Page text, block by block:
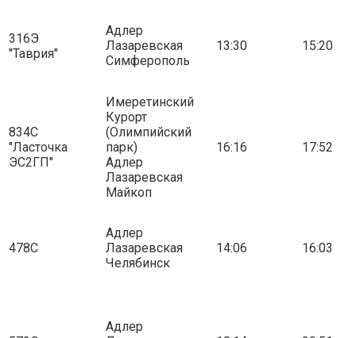
316Э
"Таврия"
Адлер
Лазаревская
Симферополь
13:30 15:20
834С
"Ласточка
ЭС2ГП"
Имеретинский
Курорт
(Олимпийский
парк)
Адлер
Лазаревская
Майкоп
16:16 17:52
478С
Адлер
Лазаревская
Челябинск
14:06 16:03
Адлер